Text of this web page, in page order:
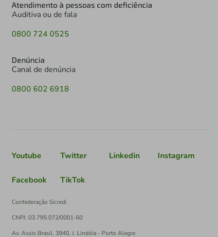
Atendimento à pessoas com deficiência
Auditiva ou de fala
0800 724 0525
Denúncia
Canal de denúncia
0800 602 6918
Youtube Twitter Linkedin Instagram
Facebook TikTok
Confederação Sicredi
CNPJ: 03.795.072/0001-60
Av. Assis Brasil, 3940, J. Lindóia - Porto Alegre